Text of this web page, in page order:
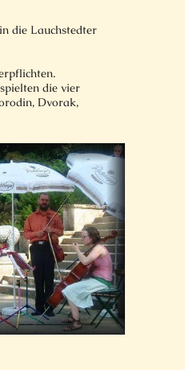
die Lauchstedter
die vier
Dvorak,